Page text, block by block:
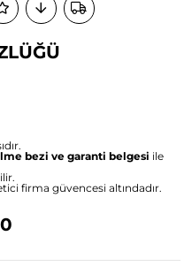
bezi ve garanti belgesi ile
firma güvencesi altındadır.